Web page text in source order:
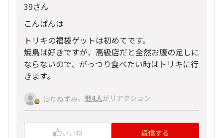
39さん
こんばんは
トリキの福袋ゲットは初めてです。
焼鳥は好きですが、高級店だと全然お腹の足しに
ならないので、がっつり食べたい時はトリキに行
きます。
はりねずみ、 他4人がリアクション
いいね 返信する